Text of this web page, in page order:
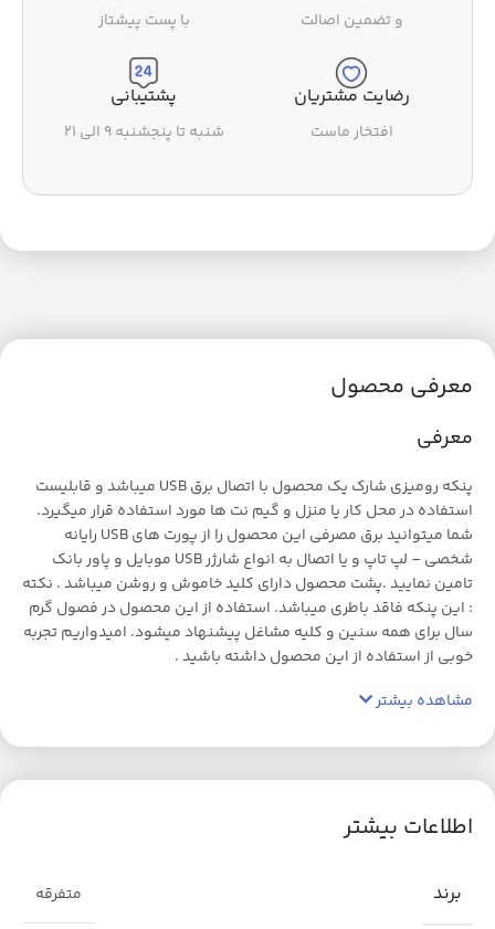
و تضمین اصالت با پست پیشتاز
رضایت مشتریان
افتخار ماست
پشتیبانی
شنبه تا پنجشنبه ۹ الی ۲۱
معرفی محصول
معرفی
پنکه رومیزی شارک یک محصول با اتصال برق USB میباشد و قابلیست
استفاده در محل کار یا منزل و گیم نت ها مورد استفاده قرار میگیرد.
شما میتوانید برق مصرفی این محصول را از پورت های USB رایانه
شخصی – لپ تاپ و یا اتصال به انواع شارژر USB موبایل و پاور بانک
تامین نمایید .پشت محصول دارای کلید خاموش و روشن میباشد . نکته
: این پنکه فاقد باطری میباشد. استفاده از این محصول در فصول گرم
سال برای همه سنین و کلیه مشاغل پیشنهاد میشود. امیدواریم تجربه
خوبی از استفاده از این محصول داشته باشید .
مشاهده بیشتر
اطلاعات بیشتر
برند متفرقه